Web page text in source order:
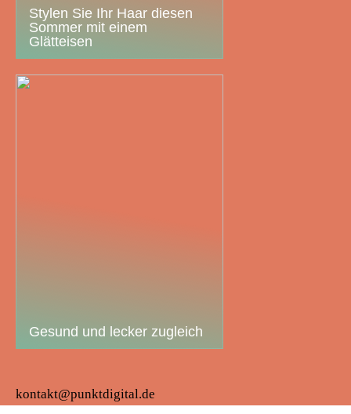
Stylen Sie Ihr Haar diesen
Sommer mit einem
Glätteisen
Gesund und lecker zugleich
kontakt@punktdigital.de